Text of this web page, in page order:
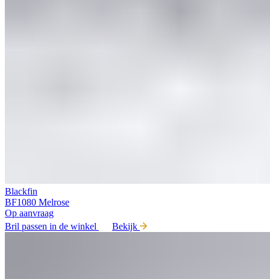
Blackfin
BF1080 Melrose
Op aanvraag
Bril passen in de winkel
Bekijk